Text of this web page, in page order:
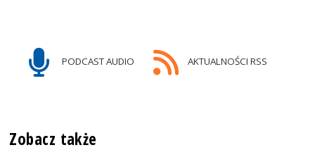
PODCAST AUDIO AKTUALNOŚCI RSS
Zobacz także